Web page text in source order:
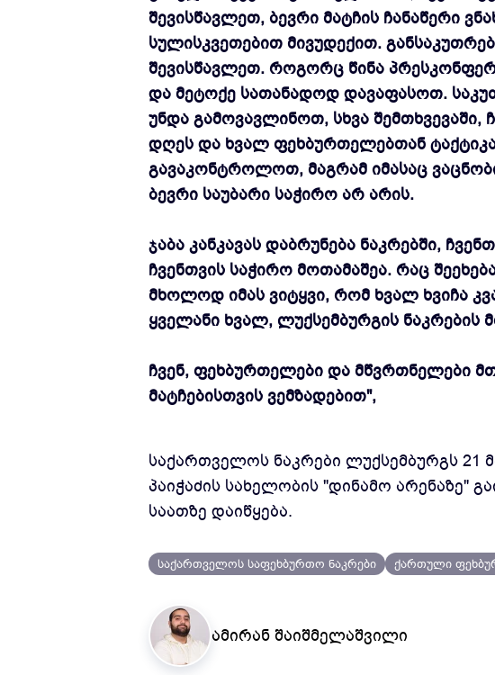
შევისწავლეთ, ბევრი მატჩის ჩანაწერი
სულისკვეთებით მივუდექით.
შევისწავლეთ. როგორც წინა
და მეტოქე სათანადოდ დავაფასოთ.
უნდა გამოვავლინოთ, სხვა შემთხვევაში,
დღეს და ხვალ ფეხბურთელებთან
გავაკონტროლოთ, მაგრამ იმასაც
ბევრი საუბარი საჭირო არ არის.
ჯაბა კანკავას დაბრუნება ნაკრებში,
ჩვენთვის საჭირო მოთამაშეა. რაც
მხოლოდ იმას ვიტყვი, რომ ხვალ ხვიჩა
ყველანი ხვალ, ლუქსემბურგის
ჩვენ, ფეხბურთელები და მწვრთნელები
მატჩებისთვის ვემზადებით",
საქართველოს ნაკრები ლუქსემბურგს 21
პაიჭაძის სახელობის "დინამო არენაზე"
საათზე დაიწყება.
საქართველოს საფეხბურთო ნაკრები ქართული
ამირან შაიშმელაშვილი